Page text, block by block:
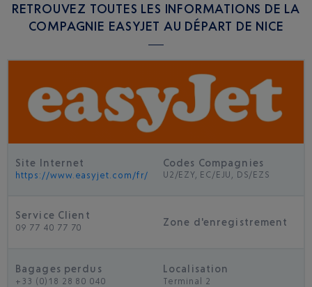
RETROUVEZ TOUTES LES INFORMATIONS DE LA
COMPAGNIE EASYJET AU DÉPART DE NICE
Site Internet
https://www.easyjet.com/fr/
Codes Compagnies
U2/EZY, EC/EJU, DS/EZS
Service Client
09 77 40 77 70 Zone d'enregistrement
Bagages perdus
+33 (0)18 28 80 040
Localisation
Terminal 2